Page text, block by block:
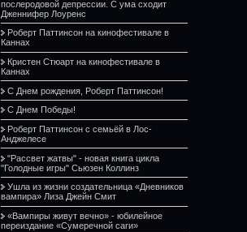
послеродовой депрессии. С ума сходит
Дженнифер Лоуренс
Роберт Паттинсон на кинофестивале в
Каннах
Кристен Стюарт на кинофестивале в
Каннах
С Днем рождения, Роберт Паттинсон!
С Днем Победы!
Роберт Паттинсон с семьёй в Лос-
Анджелесе
"Рассвет жатвы" - новая книга цикла
"Голодные игры" Сьюзен Коллинз
Ушла из жизни создательница «Дневников
вампира» Лиза Джейн Смит
«Вампиры живут вечно» - юбилейное
переиздание «Сумеречной саги»